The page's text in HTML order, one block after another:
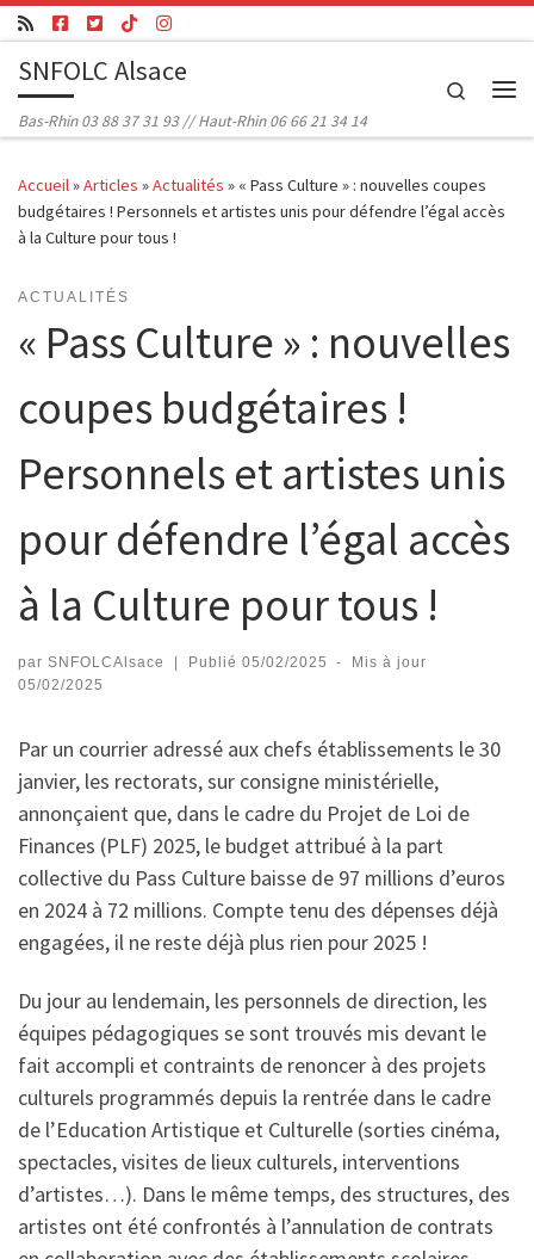
Passer au contenu
SNFOLC Alsace
Bas-Rhin 03 88 37 31 93 // Haut-Rhin 06 66 21 34 14
Search
Accueil»Articles »Actualités » « Pass Culture » : nouvelles coupes
budgétaires ! Personnels et artistes unis pour défendre l’égal accès
à la Culture pour tous !
ACTUALITÉS
« Pass Culture » : nouvelles
coupes budgétaires !
Personnels et artistes unis
pour défendre l’égal accès
à la Culture pour tous !
par SNFOLCAlsace Publié 05/02/2025 -
Mis à jour
05/02/2025
Par un courrier adressé aux chefs établissements le 30
janvier, les rectorats, sur consigne ministérielle,
annonçaient que, dans le cadre du Projet de Loi de
Finances (PLF) 2025, le budget attribué à la part
collective du Pass Culture baisse de 97 millions d’euros
en 2024 à 72 millions. Compte tenu des dépenses déjà
engagées, il ne reste déjà plus rien pour 2025 !
Du jour au lendemain, les personnels de direction, les
équipes pédagogiques se sont trouvés mis devant le
fait accompli et contraints de renoncer à des projets
culturels programmés depuis la rentrée dans le cadre
de l’Education Artistique et Culturelle (sorties cinéma,
spectacles, visites de lieux culturels, interventions
d’artistes…). Dans le même temps, des structures, des
artistes ont été confrontés à l’annulation de contrats